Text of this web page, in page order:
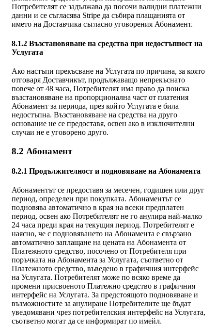
Потребителят се задължава да посочи валидни платежни
данни и се съгласява Stripe да събира плащанията от
името на Доставчика съгласно уговорения Абонамент.
8.1.2 Възстановяване на средства при недостъпност на
Услугата
Ако настъпи прекъсване на Услугата по причина, за която
отговаря Доставчикът, продължаващо непрекъснато
повече от 48 часа, Потребителят има право да поиска
възстановяване на пропорционална част от платения
Абонамент за периода, през който Услугата е била
недостъпна. Възстановяване на средства на друго
основание не се предоставя, освен ако в изключителни
случаи не е уговорено друго.
8.2 Абонамент
8.2.1 Продължителност и подновяване на Абонамента
Абонаментът се предоставя за месечен, годишен или друг
период, определен при покупката. Абонаментът се
подновява автоматично в края на всеки предплатен
период, освен ако Потребителят не го анулира най-малко
24 часа преди края на текущия период. Потребителят е
наясно, че с подновяването на Абонамента е свързано
автоматично заплащане на цената на Абонамента от
Платежното средство, посочено от Потребителя при
поръчката на Абонамента за Услугата, съответно от
Платежното средство, въведено в графичния интерфейс
на Услугата. Потребителят може по всяко време да
промени присвоеното Платежно средство в графичния
интерфейс на Услугата. За предстоящото подновяване и
възможностите за анулиране Потребителите ще бъдат
уведомявани чрез потребителския интерфейс на Услугата,
съответно могат да се информират по имейл.